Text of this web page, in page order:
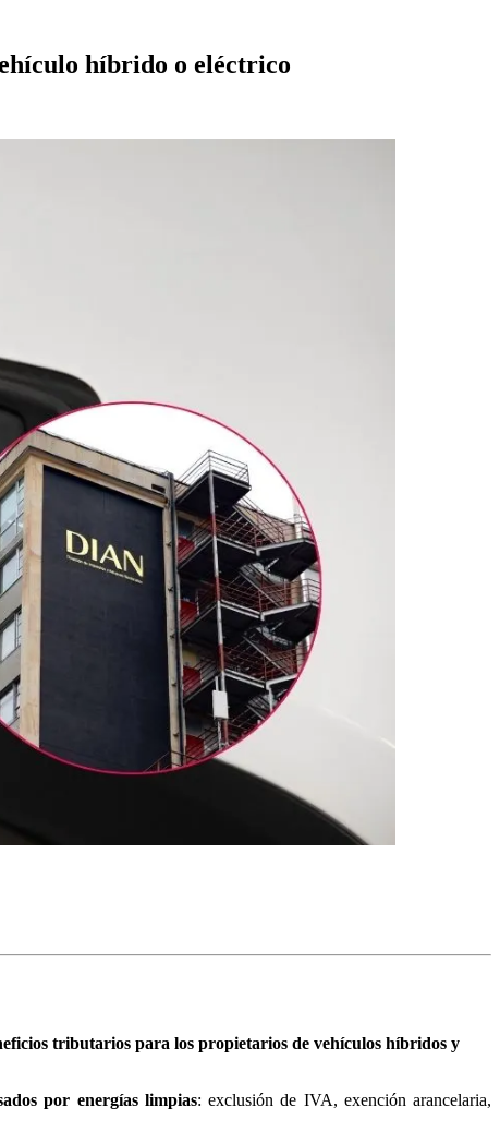
híbrido o eléctrico
tributarios para los propietarios de vehículos híbridos y
por energías limpias: exclusión de IVA, exención arancelaria,